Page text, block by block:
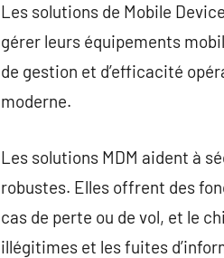
Les solutions de Mobile
gérer leurs équipements
de gestion et d’efficacité
moderne.
Les solutions MDM aident à
robustes. Elles offrent des
cas de perte ou de vol, et le
illégitimes et les fuites